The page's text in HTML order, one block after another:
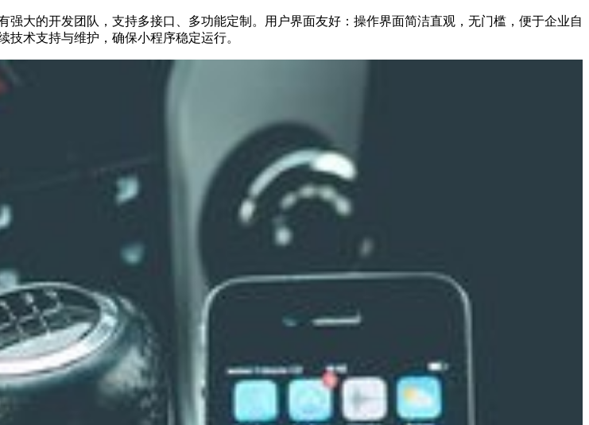
大的开发团队，支持多接口、多功能定制。用户界面友好：操作界面简洁直观，无门槛，便于企业自
术支持与维护，确保小程序稳定运行。